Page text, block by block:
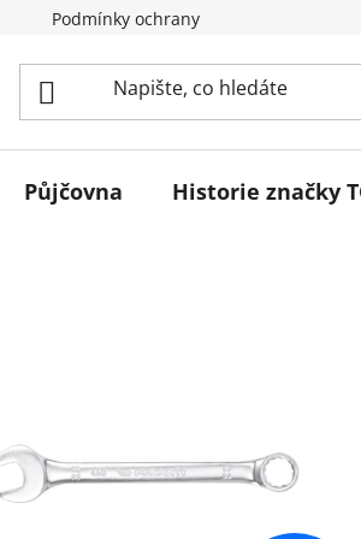
Podmínky ochrany osobních údajů
Půjčovna Historie značky